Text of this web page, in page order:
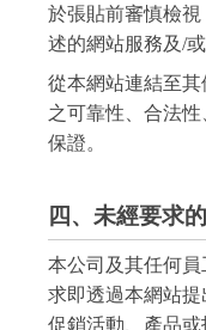
於張貼前審慎檢
述的網站服務及/或
從本網站連結至
之可靠性、合法
保證。
四、未經要求
本公司及其任何
求即透過本網站提
促銷活動、產品